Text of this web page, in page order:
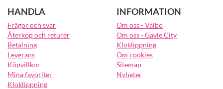
HANDLA
Frågor och svar
Återköp och returer
Betalning
Leverans
Köpvillkor
Mina favoriter
Kloklippning
INFORMATION
Om oss - Valbo
Om oss - Gävle City
Kloklippning
Om cookies
Sitemap
Nyheter